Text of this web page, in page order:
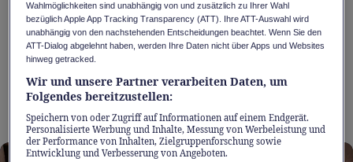
Die Ansätze zur Bewahrung eines lang
anhaltenden Feriengefühls sind vielfältig. Ein
Wunsch dürfte jedoch überwiegen: weniger
Bildschirmzeit. Doch wie lässt sich das
erfolgreich umsetzen?
Wahlmöglichkeiten sind unabhängig von und zusätzlich zu Ihrer Wahl
bezüglich Apple App Tracking Transparency (ATT). Ihre ATT-Auswahl wird
unabhängig von den nachstehenden Entscheidungen beachtet. Wenn Sie den
ATT-Dialog abgelehnt haben, werden Ihre Daten nicht über Apps und Websites
hinweg getracked.
Wir und unsere Partner verarbeiten Daten, um
Folgendes bereitzustellen:
Speichern von oder Zugriff auf Informationen auf einem Endgerät.
Personalisierte Werbung und Inhalte, Messung von Werbeleistung und
der Performance von Inhalten, Zielgruppenforschung sowie
Entwicklung und Verbesserung von Angeboten.